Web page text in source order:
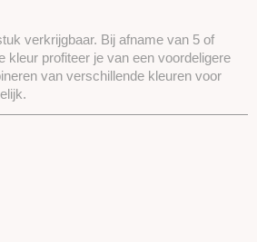
verkrijgbaar. Bij afname van 5 of
kleur profiteer je van een voordeligere
van verschillende kleuren voor